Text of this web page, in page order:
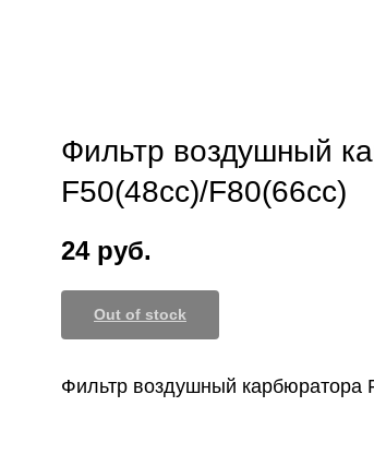
Фильтр воздушный
F50(48сс)/F80(66сс)
24 руб.
Out of stock
Фильтр воздушный карбюратора